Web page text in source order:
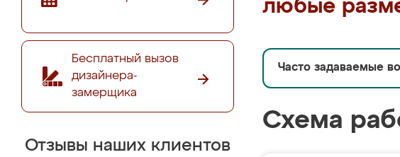
Бесплатный вызов
дизайнера-
замерщика
Отзывы наших клиентов
любые
Часто задаваемые
Схема